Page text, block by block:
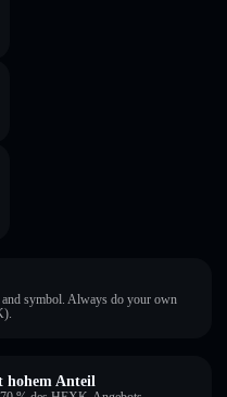
and symbol. Always do your own
hohem Anteil